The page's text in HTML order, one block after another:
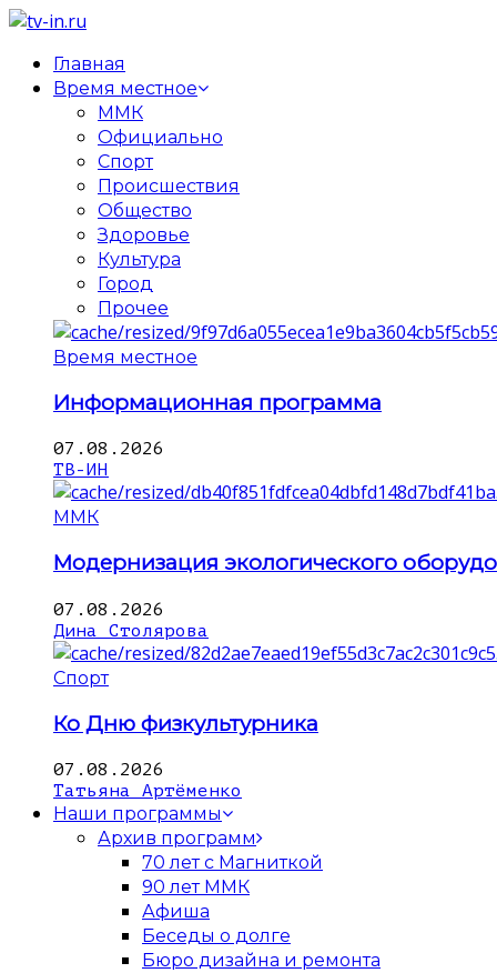
Главная
Время местное
ММК
Официально
Спорт
Происшествия
Общество
Здоровье
Культура
Город
Прочее
Время местное
Информационная программа
07.08.2026
ТВ-ИН
ММК
Модернизация экологического
07.08.2026
Дина Столярова
Спорт
Ко Дню физкультурника
07.08.2026
Татьяна Артёменко
Наши программы
Архив программ
70 лет с Магниткой
90 лет ММК
Афиша
Беседы о долге
Бюро дизайна и ремонта